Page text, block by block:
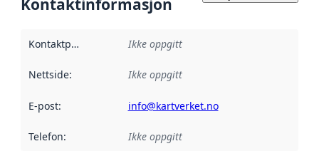
Kontaktinformasjon
Kontaktpunkt Ikke oppgitt
Nettside: Ikke oppgitt
E-post: info@kartverket.no
Telefon: Ikke oppgitt